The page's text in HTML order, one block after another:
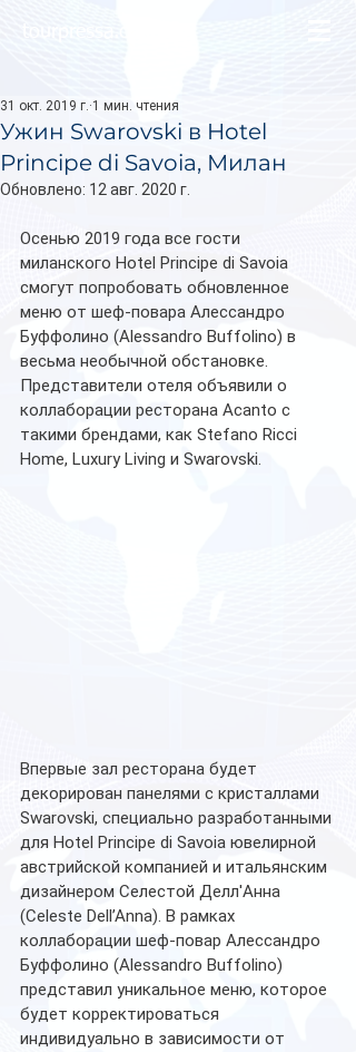
Ужин Swarovski в Hotel
Principe di Savoia, Милан
31 окт. 2019 г. 1 мин. чтения
Обновлено: 12 авг. 2020 г.
Осенью 2019 года все гости
миланского Hotel Principe di Savoia
смогут попробовать обновленное
меню от шеф-повара Алессандро
Буффолино (Alessandro Buffolino) в
весьма необычной обстановке.
Представители отеля объявили о
коллаборации ресторана Acanto с
такими брендами, как Stefano Ricci
Home, Luxury Living и Swarovski.
Впервые зал ресторана будет
декорирован панелями с кристаллами
Swarovski, специально разработанными
для Hotel Principe di Savoia ювелирной
австрийской компанией и итальянским
дизайнером Селестой Делл'Анна
(Celeste Dell’Anna). В рамках
коллаборации шеф-повар Алессандро
Буффолино (Alessandro Buffolino)
представил уникальное меню, которое
будет корректироваться
индивидуально в зависимости от